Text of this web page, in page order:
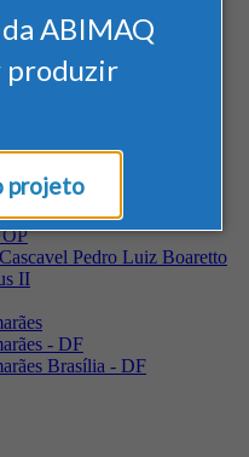
ABIMAQ
produzir
projeto
Brasil, em Brasília
- PE
Pedro Luiz Boaretto
II
- DF
Brasília - DF